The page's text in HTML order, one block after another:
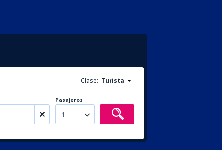
Clase: Turista
Pasajeros
1